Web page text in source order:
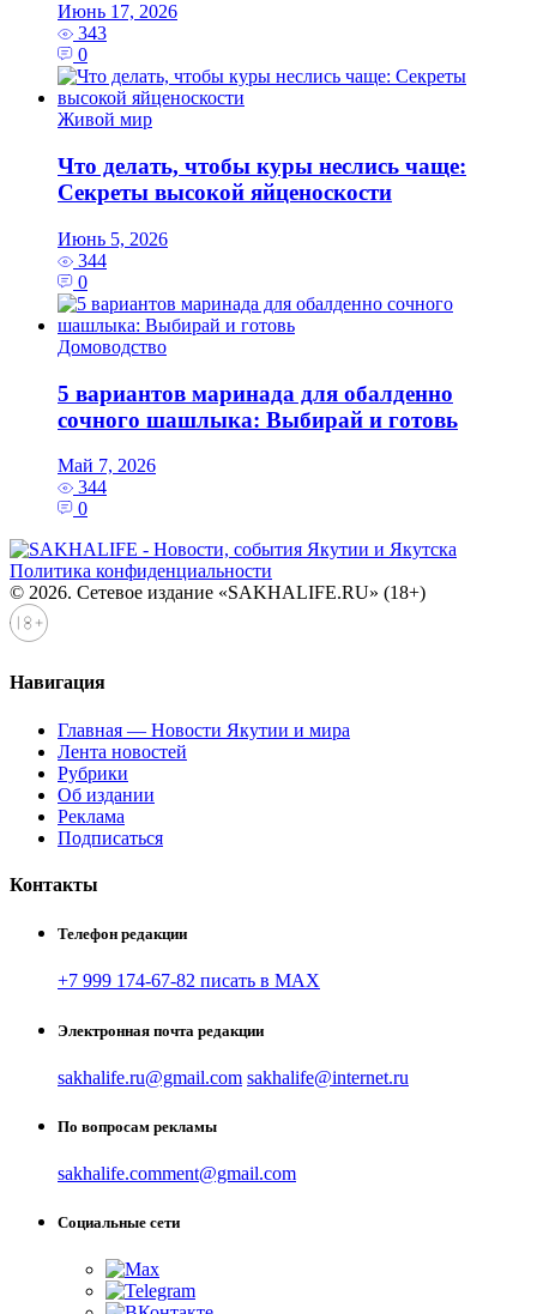
Июнь 17, 2026
343
0
Живой мир
Что делать, чтобы куры неслись чаще:
Секреты высокой яйценоскости
Июнь 5, 2026
344
0
Домоводство
5 вариантов маринада для обалденно
сочного шашлыка: Выбирай и готовь
Май 7, 2026
344
0
Политика конфиденциальности
© 2026. Сетевое издание «SAKHALIFE.RU» (18+)
Навигация
Главная — Новости Якутии и мира
Лента новостей
Рубрики
Об издании
Реклама
Подписаться
Контакты
Телефон редакции
+7 999 174-67-82 писать в MAX
Электронная почта редакции
sakhalife.ru@gmail.com sakhalife@internet.ru
По вопросам рекламы
sakhalife.comment@gmail.com
Социальные сети